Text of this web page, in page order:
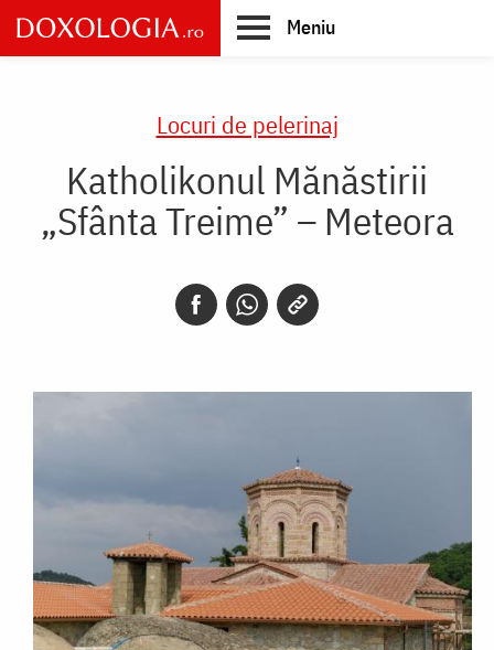
Skip
to
main
Meniu
Locuri de pelerinaj
Katholikonul Mănăstirii
„Sfânta Treime” – Meteora